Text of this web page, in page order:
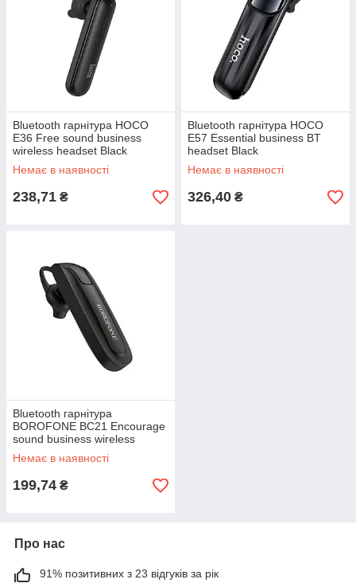
Bluetooth гарнітура HOCO
E36 Free sound business
wireless headset Black
Немає в наявності
238,71 ₴
Bluetooth гарнітура HOCO
E57 Essential business BT
headset Black
Немає в наявності
326,40 ₴
Bluetooth гарнітура
BOROFONE BC21 Encourage
sound business wireless
headset Black
Немає в наявності
199,74 ₴
Про нас
91% позитивних з 23 відгуків за рік